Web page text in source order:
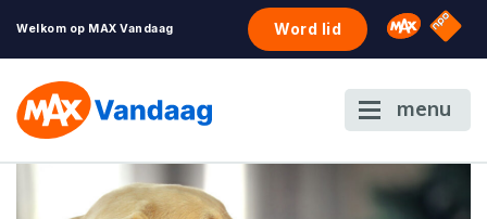
Welkom op MAX Vandaag Word lid Omroep
NPO
menu